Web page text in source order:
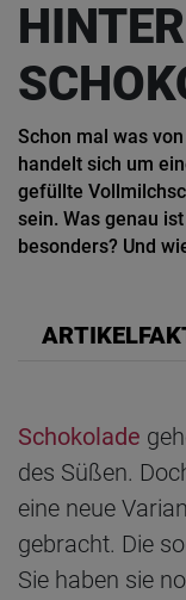
Schon mal was
handelt sich um
gefüllte
sein. Was genau
besonders? Und
Schokolade
des Süßen.
eine neue
gebracht. Die
Sie haben sie